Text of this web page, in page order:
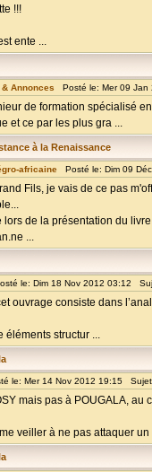
!!!
ente ...
Annonces Posté le: Mer 09
de formation spécialisé
et ce par les plus gra ...
à la Renaissance
africaine Posté le: Dim 09
Fils, je vais de ce pas
lors de la présentation du
...
le: Dim 18 Nov 2012 03:12
ouvrage consiste dans
éléments structur ...
le: Mer 14 Nov 2012 19:15
mais pas à POUGALA, au
veiller à ne pas attaquer